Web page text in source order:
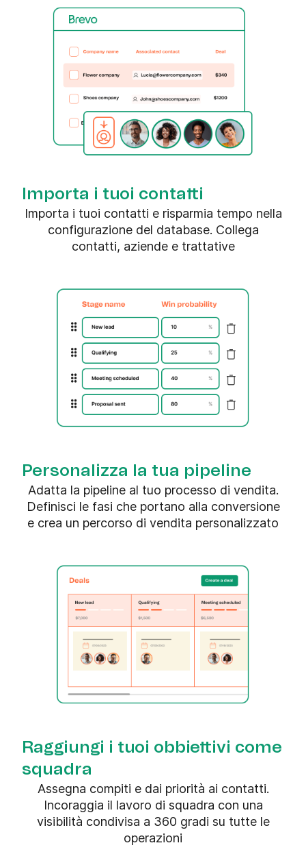
Importa i tuoi contatti
Importa i tuoi contatti e risparmia tempo nella
configurazione del database. Collega
contatti, aziende e trattative
Personalizza la tua pipeline
Adatta la pipeline al tuo processo di vendita.
Definisci le fasi che portano alla conversione
e crea un percorso di vendita personalizzato
Raggiungi i tuoi obbiettivi come
squadra
Assegna compiti e dai priorità ai contatti.
Incoraggia il lavoro di squadra con una
visibilità condivisa a 360 gradi su tutte le
operazioni